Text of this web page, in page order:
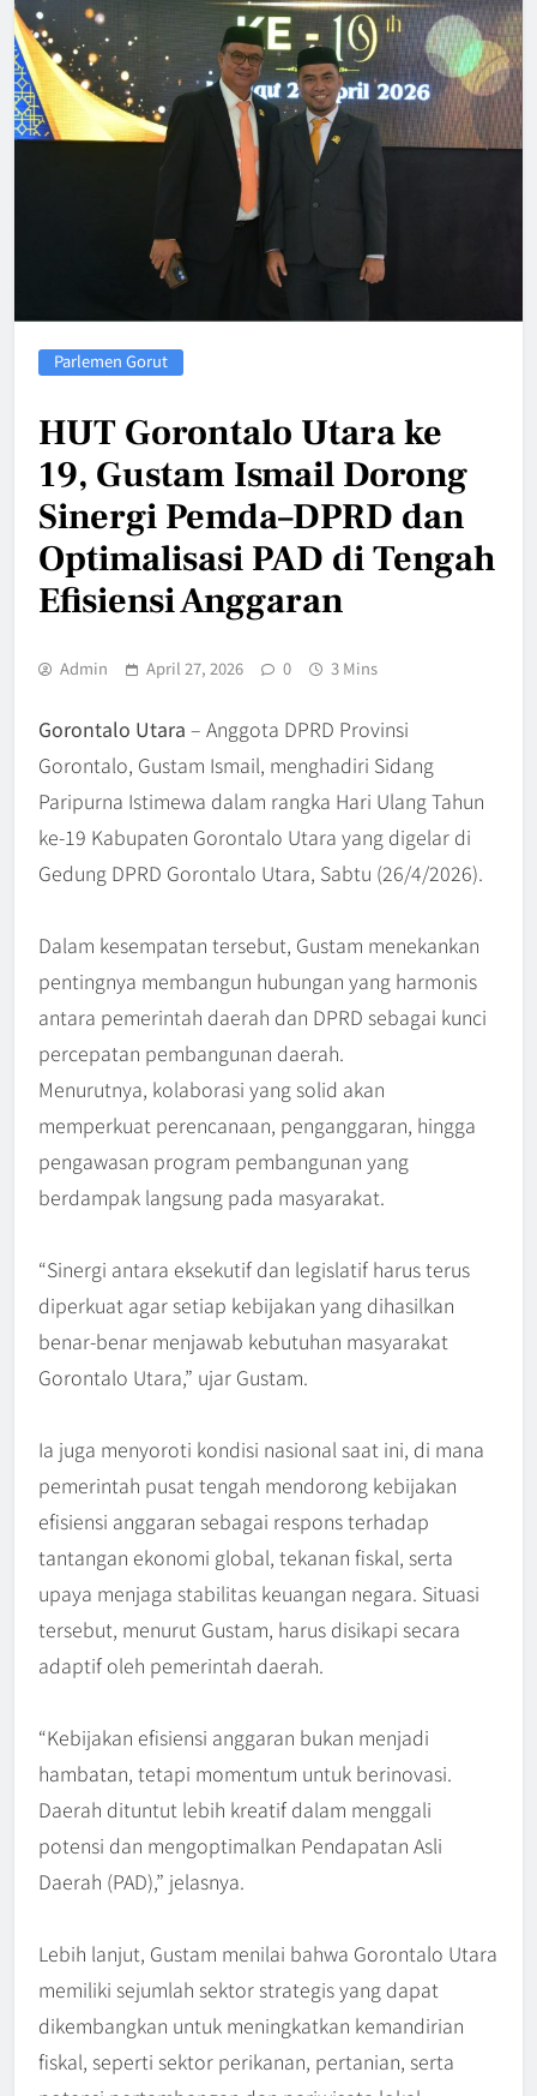
Parlemen Gorut
HUT Gorontalo Utara ke
19, Gustam Ismail Dorong
Sinergi Pemda–DPRD dan
Optimalisasi PAD di Tengah
Efisiensi Anggaran
Admin April 27, 2026 0 3 Mins
Gorontalo Utara – Anggota DPRD Provinsi
Gorontalo, Gustam Ismail, menghadiri Sidang
Paripurna Istimewa dalam rangka Hari Ulang Tahun
ke-19 Kabupaten Gorontalo Utara yang digelar di
Gedung DPRD Gorontalo Utara, Sabtu (26/4/2026).
Dalam kesempatan tersebut, Gustam menekankan
pentingnya membangun hubungan yang harmonis
antara pemerintah daerah dan DPRD sebagai kunci
percepatan pembangunan daerah.
Menurutnya, kolaborasi yang solid akan
memperkuat perencanaan, penganggaran, hingga
pengawasan program pembangunan yang
berdampak langsung pada masyarakat.
“Sinergi antara eksekutif dan legislatif harus terus
diperkuat agar setiap kebijakan yang dihasilkan
benar-benar menjawab kebutuhan masyarakat
Gorontalo Utara,” ujar Gustam.
Ia juga menyoroti kondisi nasional saat ini, di mana
pemerintah pusat tengah mendorong kebijakan
efisiensi anggaran sebagai respons terhadap
tantangan ekonomi global, tekanan fiskal, serta
upaya menjaga stabilitas keuangan negara. Situasi
tersebut, menurut Gustam, harus disikapi secara
adaptif oleh pemerintah daerah.
“Kebijakan efisiensi anggaran bukan menjadi
hambatan, tetapi momentum untuk berinovasi.
Daerah dituntut lebih kreatif dalam menggali
potensi dan mengoptimalkan Pendapatan Asli
Daerah (PAD),” jelasnya.
Lebih lanjut, Gustam menilai bahwa Gorontalo Utara
memiliki sejumlah sektor strategis yang dapat
dikembangkan untuk meningkatkan kemandirian
fiskal, seperti sektor perikanan, pertanian, serta